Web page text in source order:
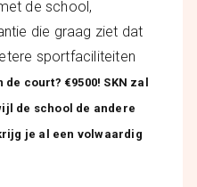
de school,
die graag ziet dat
sportfaciliteiten
de court? €9500! SKN zal
de school de andere
je al een volwaardig